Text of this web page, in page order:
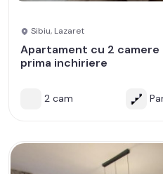
Sibiu, Lazaret
Apartament cu 2 camere
prima inchiriere
2 cam